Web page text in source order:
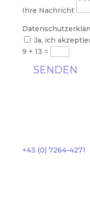
Ihre Nachricht
Ja, ich
9 + 13 =
SENDEN
+43 (0) 7264-4271